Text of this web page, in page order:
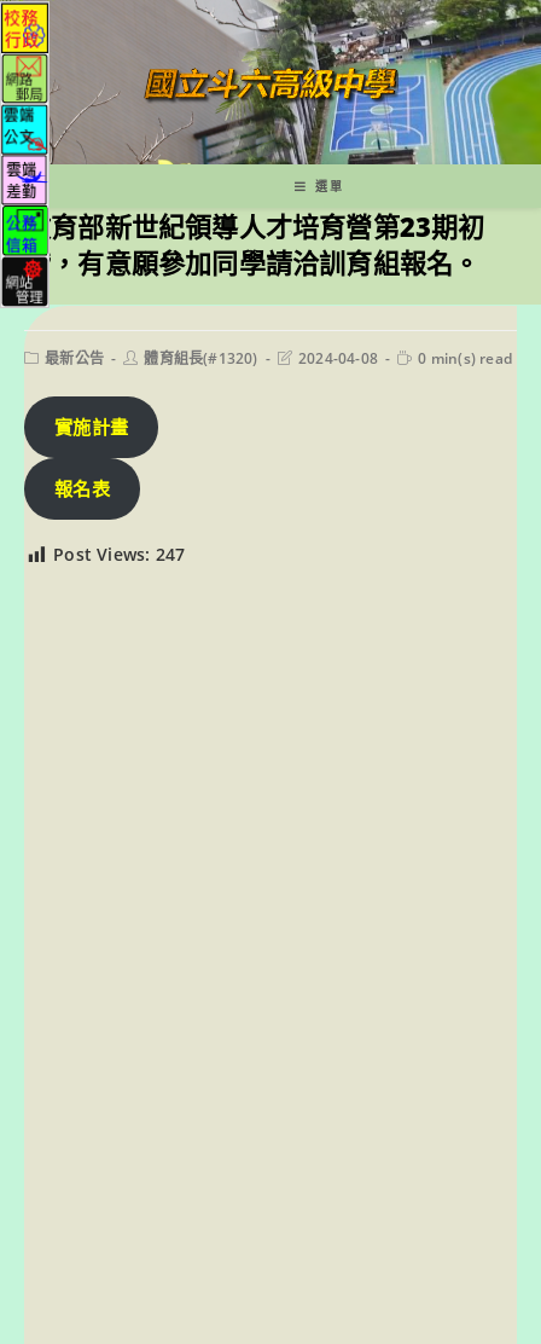
跳
轉
至
主
要
內
容
選單
教育部新世紀領導人才培育營第23期初
階，有意願參加同學請洽訓育組報名。
Post最新公告
Post體育組長(#1320)
Post2024-04-08
Reading
0 min(s) read
實施計畫
報名表
Post Views: 247